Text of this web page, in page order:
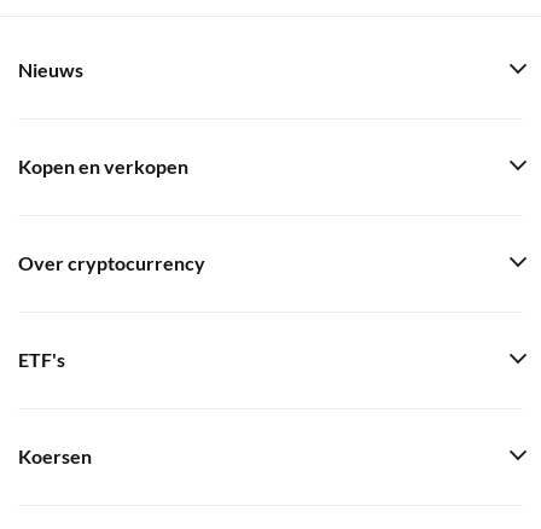
Nieuws
Kopen en verkopen
Over cryptocurrency
ETF's
Koersen